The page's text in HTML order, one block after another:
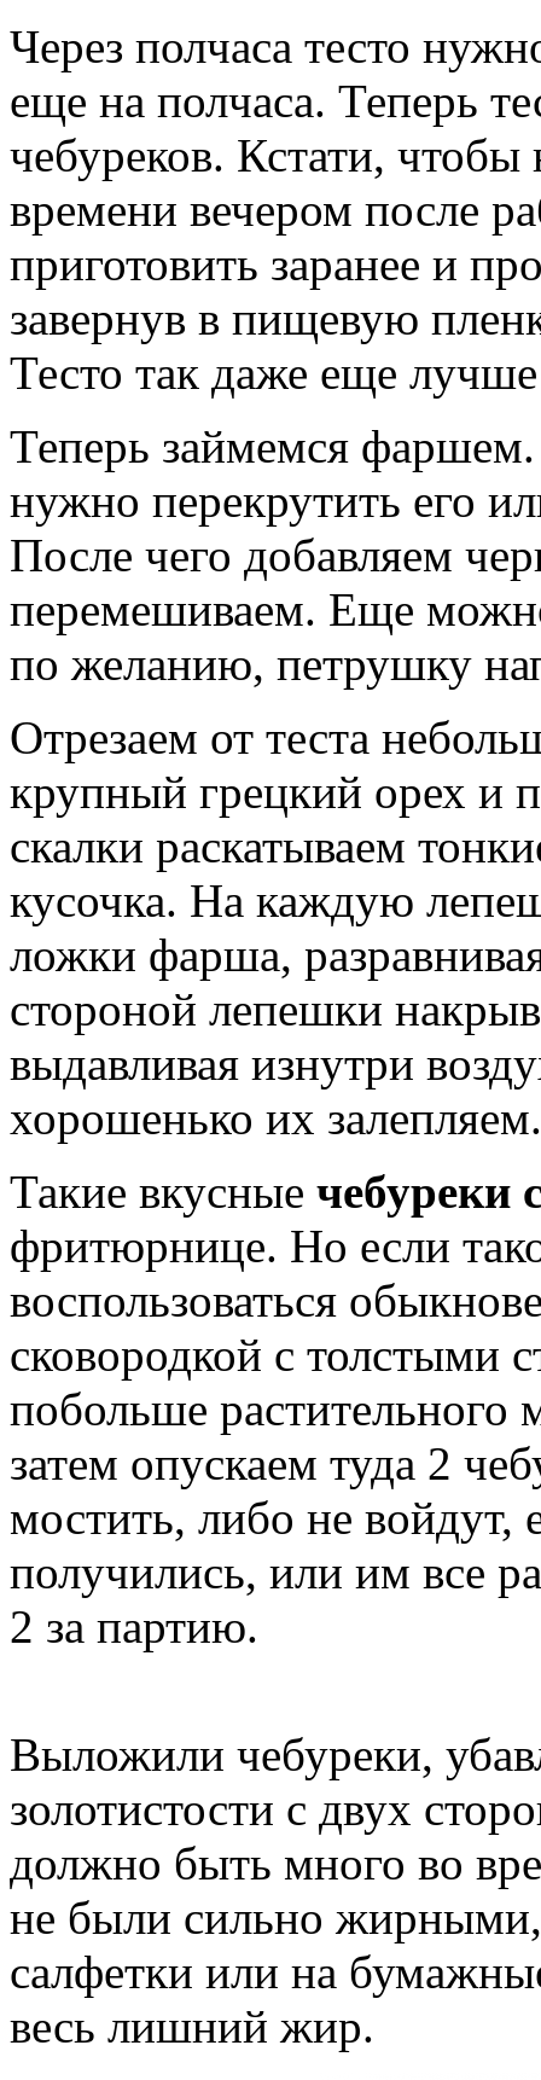
Через полчаса тесто
еще на полчаса. Теперь
чебуреков. Кстати, чтобы
времени вечером после
приготовить заранее и
завернув в пищевую
Тесто так даже еще лучше
Теперь займемся
нужно перекрутить его
После чего добавляем
перемешиваем. Еще
по желанию, петрушку
Отрезаем от теста
крупный грецкий орех и
скалки раскатываем
кусочка. На каждую
ложки фарша,
стороной лепешки
выдавливая изнутри
хорошенько их залепляем.
Такие вкусные чебуреки
фритюрнице. Но если
воспользоваться
сковородкой с толстыми
побольше растительного
затем опускаем туда 2
мостить, либо не войдут,
получились, или им все
2 за партию.
Выложили чебуреки,
золотистости с двух
должно быть много во
не были сильно
салфетки или на
весь лишний жир.